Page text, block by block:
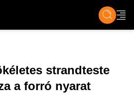
ÉLET TECH &
strandteste
a forró nyarat